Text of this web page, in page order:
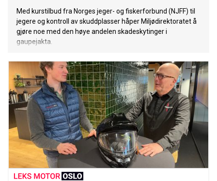
Med kurstilbud fra Norges jeger- og fiskerforbund (NJFF) til
jegere og kontroll av skuddplasser håper Miljødirektoratet å
gjøre noe med den høye andelen skadeskytinger i
gaupejakta.